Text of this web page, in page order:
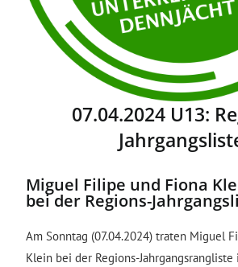
07.04.2024 U13:
Miguel Filipe und Fiona
bei der Regions-
Am Sonntag (07.04.2024) traten Miguel
Klein bei der Regions-